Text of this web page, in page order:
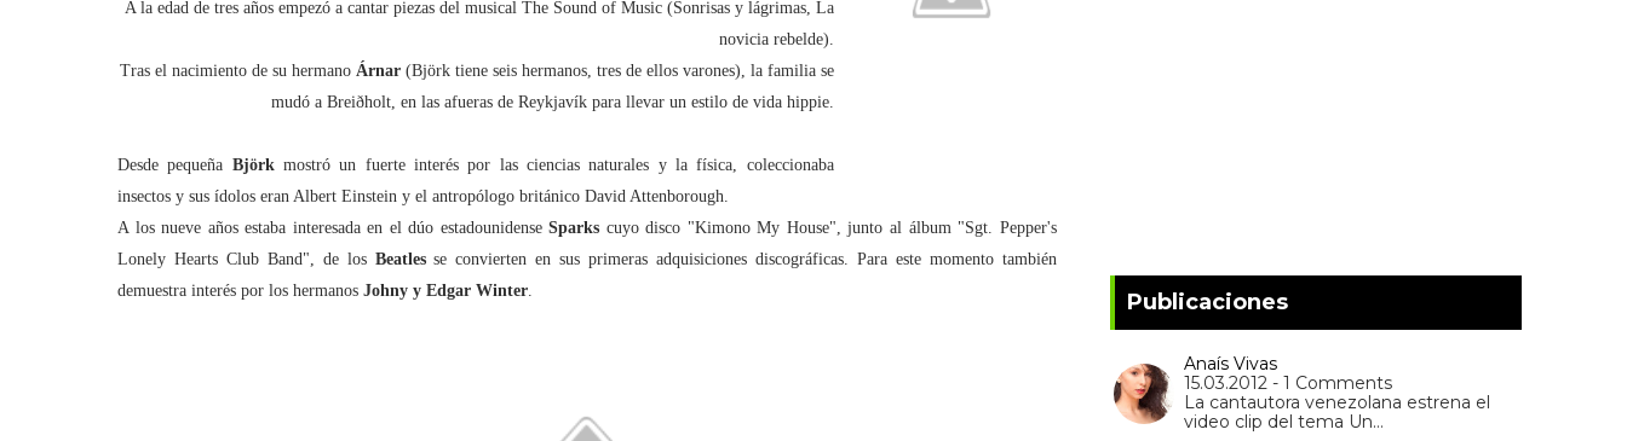
A la edad de tres años empezó a cantar piezas del musical The Sound of Music (Sonrisas y lágrimas, La
novicia rebelde).
Tras el nacimiento de su hermano Árnar(Björk tiene seis hermanos, tres de ellos varones), la familia se
mudó a Breiðholt, en las afueras de Reykjavík para llevar un estilo de vida hippie.
Desde pequeña Björkmostró un fuerte interés por las ciencias naturales y la física, coleccionaba
insectos y sus ídolos eran Albert Einstein y el antropólogo británico David Attenborough.
A los nueve años estaba interesada en el dúo estadounidenseSparks cuyo disco "Kimono My House", junto al álbum "Sgt. Pepper's
Lonely Hearts Club Band", de los Beatlesse convierten en sus primeras adquisiciones discográficas. Para este momento también
demuestra interés por los hermanos Johny y Edgar Winter. Publicaciones
Anaís Vivas
15.03.2012 - 1 Comments
La cantautora venezolana estrena el
video clip del tema Un…